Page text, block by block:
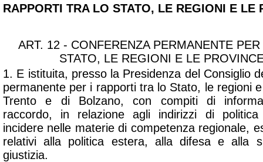
RAPPORTI TRA LO STATO, LE REGIONI E LE
ART. 12 - CONFERENZA PERMANENTE
STATO, LE REGIONI E LE
1. E istituita, presso la Presidenza del Consiglio
permanente per i rapporti tra lo Stato, le regioni
Trento e di Bolzano, con compiti di
raccordo, in relazione agli indirizzi di
incidere nelle materie di competenza regionale,
relativi alla politica estera, alla difesa e alla
giustizia.